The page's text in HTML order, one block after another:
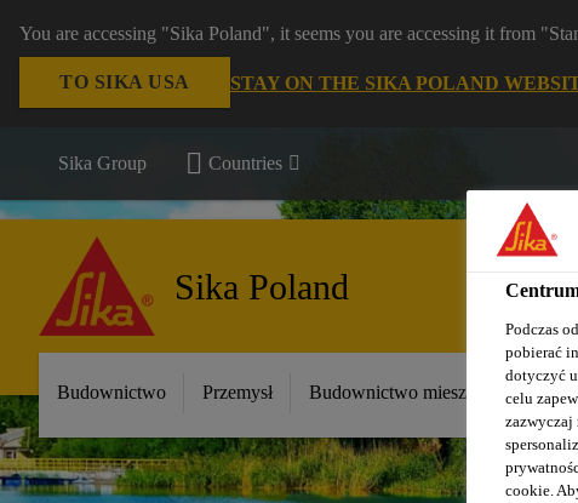
You are accessing "Sika Poland", it seems you are accessing it from
TO SIKA USA STAY ON THE SIKA POLAND
Sika Group Countries
Sika Poland
Budownictwo Przemysł Budownictwo mieszkaniowe
Podczas
pobierać
dotyczyć
celu
zazwyczaj
cookie.